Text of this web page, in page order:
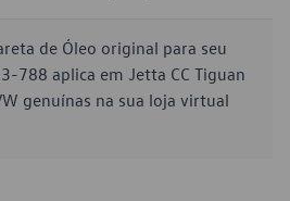
de Óleo original para seu
788 aplica em Jetta CC Tiguan
genuínas na sua loja virtual